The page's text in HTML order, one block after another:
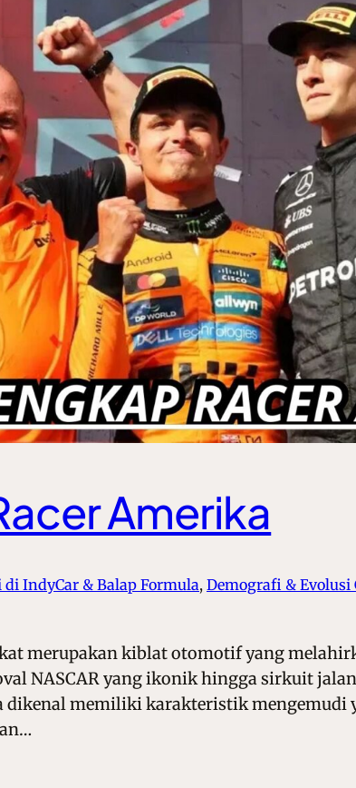
Amerika
di IndyCar & Balap Formula, Demografi & Evolusi
merupakan kiblat otomotif yang
NASCAR yang ikonik hingga sirkuit
memiliki karakteristik mengemudi